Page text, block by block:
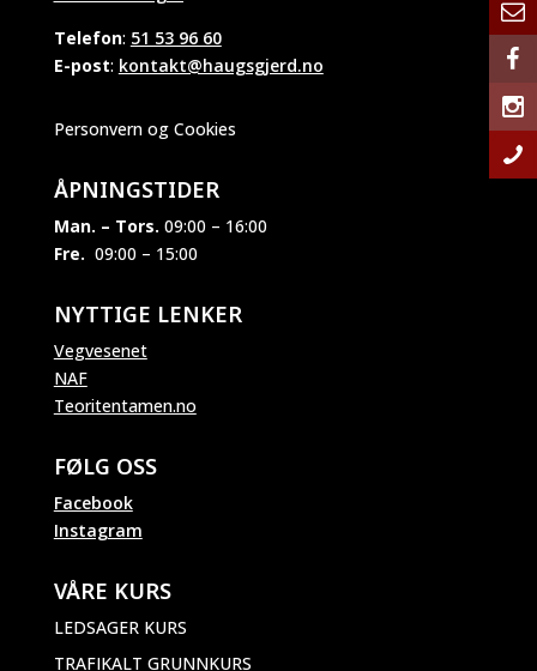
Telefon: 51 53 96 60
E-post: kontakt@haugsgjerd.no
Personvern og Cookies
ÅPNINGSTIDER
Man. – Tors. 09:00 – 16:00
Fre. 09:00 – 15:00
NYTTIGE LENKER
Vegvesenet
NAF
Teoritentamen.no
FØLG OSS
Facebook
Instagram
VÅRE KURS
LEDSAGER KURS
TRAFIKALT GRUNNKURS